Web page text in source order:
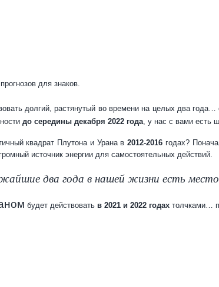
для знаков.
долгий, растянутый во времени на целых два года…
до середины декабря 2022 года , у нас с вами есть
квадрат Плутона и Урана в 2012-2016 годах?
источник энергии для самостоятельных действий.
два года в нашей жизни есть
будет действовать в 2021 и 2022 годах толчками…